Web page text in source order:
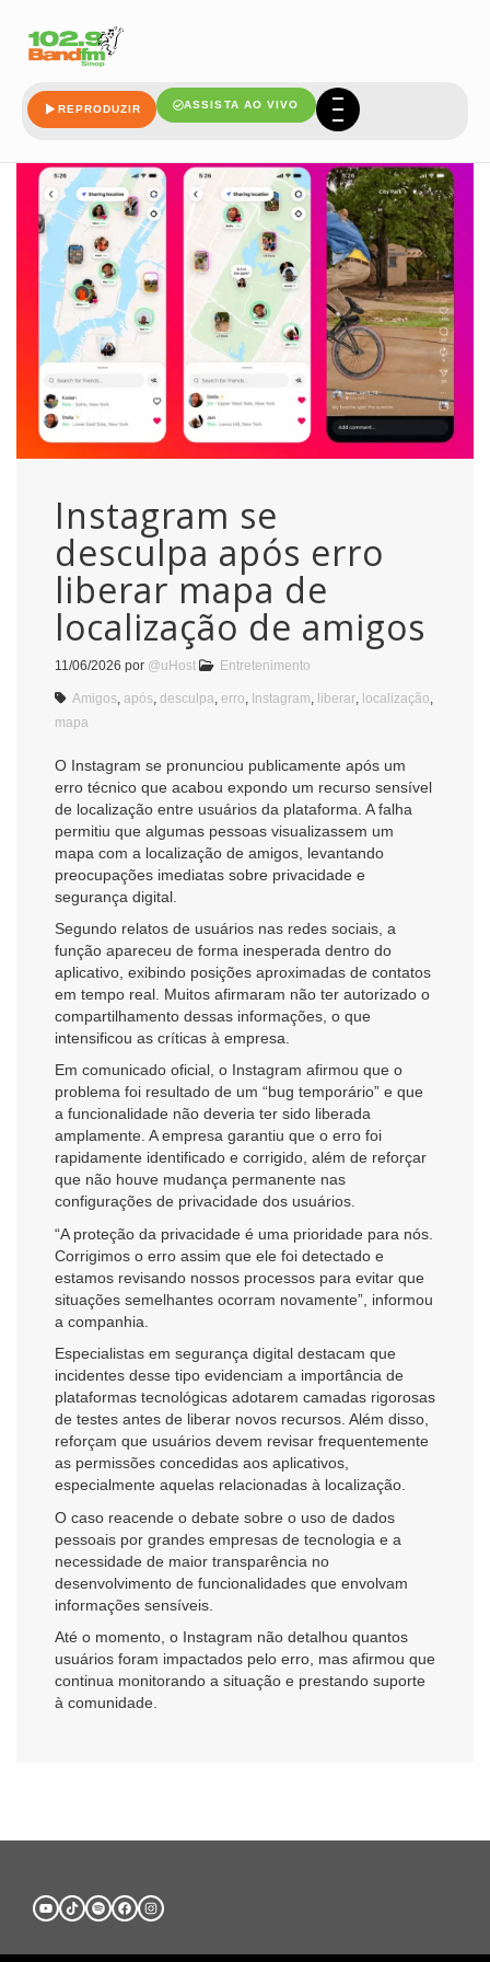
REPRODUZIR ASSISTA AO VIVO
desculpa
Instagram se
desculpa após erro
liberar mapa de
localização de amigos
11/06/2026 por @uHost Entretenimento
Amigos após desculpa erro Instagram liberar localização
mapa
O Instagram se pronunciou publicamente após um
erro técnico que acabou expondo um recurso sensível
de localização entre usuários da plataforma. A falha
permitiu que algumas pessoas visualizassem um
mapa com a localização de amigos, levantando
preocupações imediatas sobre privacidade e
segurança digital.
Segundo relatos de usuários nas redes sociais, a
função apareceu de forma inesperada dentro do
aplicativo, exibindo posições aproximadas de contatos
em tempo real. Muitos afirmaram não ter autorizado o
compartilhamento dessas informações, o que
intensificou as críticas à empresa.
Em comunicado oficial, o Instagram afirmou que o
problema foi resultado de um “bug temporário” e que
a funcionalidade não deveria ter sido liberada
amplamente. A empresa garantiu que o erro foi
rapidamente identificado e corrigido, além de reforçar
que não houve mudança permanente nas
configurações de privacidade dos usuários.
“A proteção da privacidade é uma prioridade para nós.
Corrigimos o erro assim que ele foi detectado e
estamos revisando nossos processos para evitar que
situações semelhantes ocorram novamente”, informou
a companhia.
Especialistas em segurança digital destacam que
incidentes desse tipo evidenciam a importância de
plataformas tecnológicas adotarem camadas rigorosas
de testes antes de liberar novos recursos. Além disso,
reforçam que usuários devem revisar frequentemente
as permissões concedidas aos aplicativos,
especialmente aquelas relacionadas à localização.
O caso reacende o debate sobre o uso de dados
pessoais por grandes empresas de tecnologia e a
necessidade de maior transparência no
desenvolvimento de funcionalidades que envolvam
informações sensíveis.
Até o momento, o Instagram não detalhou quantos
usuários foram impactados pelo erro, mas afirmou que
continua monitorando a situação e prestando suporte
à comunidade.